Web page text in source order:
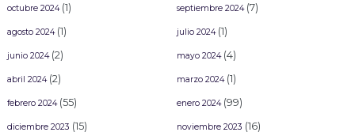
octubre 2024(1) septiembre 2024(7)
agosto 2024(1) julio 2024(1)
junio 2024(2) mayo 2024(4)
abril 2024(2) marzo 2024(1)
febrero 2024(55) enero 2024(99)
diciembre 2023 (15) noviembre 2023 (16)